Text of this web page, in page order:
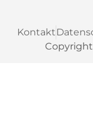
Kontakt